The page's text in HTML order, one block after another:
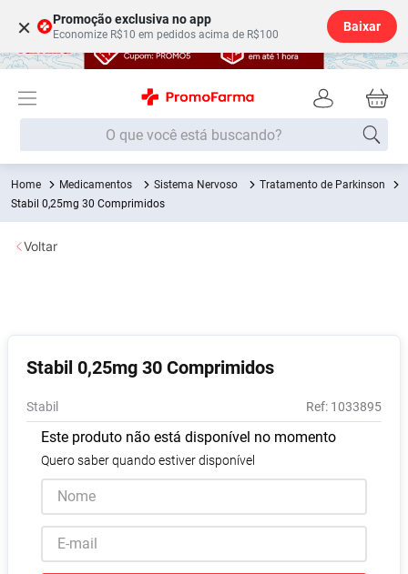
× Promoção exclusiva no app
Economize R$10 em pedidos acima de R$100
Baixar
O que você está buscando?
Medicamentos Sistema Nervoso
Tratamento de Parkinson
Stabil 0,25mg 30 Comprimidos
Stabil 0,25mg 30 Comprimidos
Stabil : 1033895
Este produto não está disponível no momento
Quero saber quando estiver disponível
Voltar
Termos mais buscados
1º Fralda
2
6º Shampoo
7
8 Absorvente
9º Vitamina D
10 º